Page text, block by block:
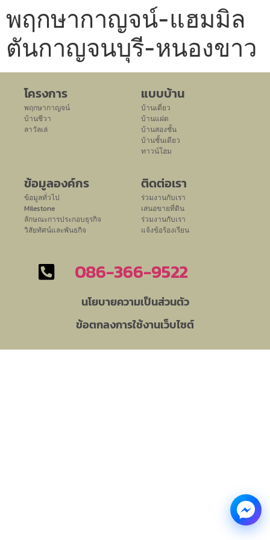
พฤกษากาญจน์-แฮมมิล
ตันกาญจนบุรี-หนองขาว
โครงการ
พฤกษากาญจน์
บ้านชีวา
ลาวัลเล่
แบบบ้าน
บ้านเดี่ยว
บ้านแฝด
บ้านสองชั้น
บ้านชั้นเดียว
ทาวน์โฮม
ข้อมูลองค์กร
ข้อมูลทั่วไป
Milestone
ลักษณะการประกอบธุรกิจ
วิสัยทัศน์และพันธกิจ
ติดต่อเรา
ร่วมงานกับเรา
เสนอขายที่ดิน
ร่วมงานกับเรา
แจ้งข้อร้องเรียน
086-366-9522
นโยบายความเป็นส่วนตัว
ข้อตกลงการใช้งานเว็บไซต์